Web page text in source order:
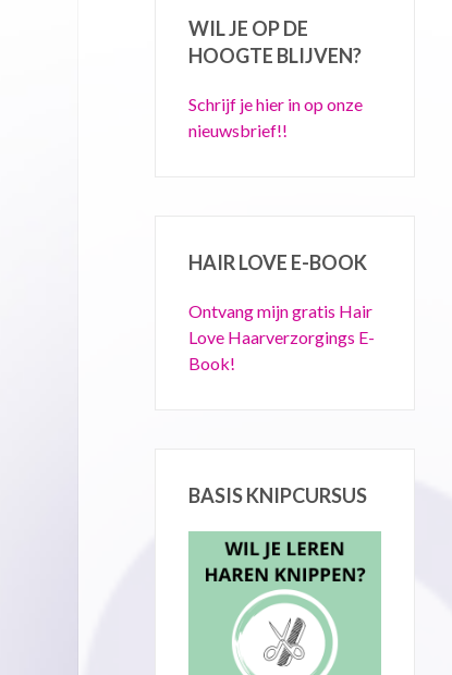
WIL JE OP DE
HOOGTE BLIJVEN?
Schrijf je hier in op onze
nieuwsbrief!!
HAIR LOVE E-BOOK
Ontvang mijn gratis Hair
Love Haarverzorgings E-
Book!
BASIS KNIPCURSUS